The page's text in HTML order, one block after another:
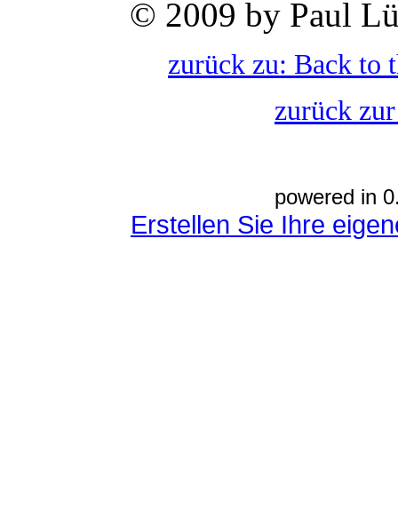
© 2009 by Paul
zurück zu: Back to
zurück
powered in
Erstellen Sie Ihre